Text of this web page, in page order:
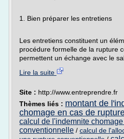
1. Bien préparer les entretiens
Les entretiens constituent un
procédure formelle de la rupture
permettent un échange avec le
Lire la suite
Site : http://www.entreprendre.fr
Thèmes liés : montant de
chomage en cas de
calcul de l'indemnite
conventionnelle / calcul de